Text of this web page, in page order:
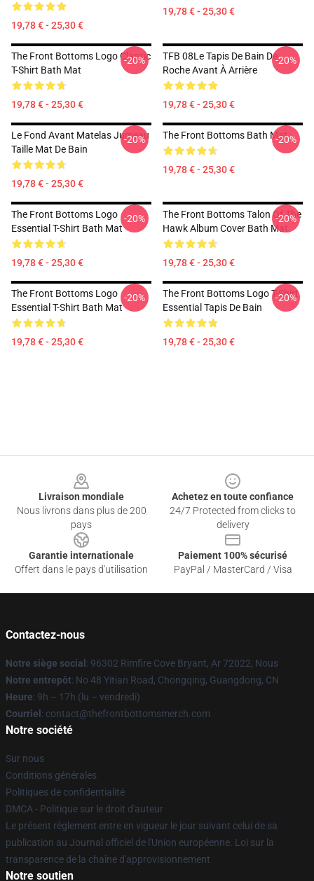
19,78 € - 25,30 €
19,78 € - 25,30 €
The Front Bottoms Logo Classic
T-Shirt Bath Mat
19,78 € - 25,30 €
-20%
TFB 08Le Tapis De Bain De
Roche Avant À Arrière
19,78 € - 25,30 €
-20%
Le Fond Avant Matelas Jumeau
Taille Mat De Bain
19,78 € - 25,30 €
-20% The Front Bottoms Bath Mat
19,78 € - 25,30 €
-20%
The Front Bottoms Logo
Essential T-Shirt Bath Mat
19,78 € - 25,30 €
-20%
The Front Bottoms Talon Of The
Hawk Album Cover Bath Mat
19,78 € - 25,30 €
-20%
The Front Bottoms Logo
Essential T-Shirt Bath Mat
19,78 € - 25,30 €
-20%
The Front Bottoms Logo T-Shirt
Essential Tapis De Bain
19,78 € - 25,30 €
-20%
Livraison mondiale
Nous livrons dans plus de 200
pays
Achetez en toute confiance
24/7 Protected from clicks to
delivery
Garantie internationale
Offert dans le pays d'utilisation
Paiement 100% sécurisé
PayPal / MasterCard / Visa
Contactez-nous
Notre siège social : 96302 Rimfire Cove Bryant, Ar 72022, Nous
Notre entrepôt: No 48 Yitian Road, Chongqing, Guangdong, CN
Heure: 9h – 17h (lu – vendredi)
Courriel : contact@thefrontbottomsmerch.com
Notre société
Sur nous
Conditions générales
Politiques de confidentialité
DMCA - Politique sur le droit d'auteur
Le présent règlement entre en vigueur le jour suivant celui de sa
publication au Journal officiel de l'Union européenne. Loi sur la
transparence de la chaîne d'approvisionnement
Notre soutien